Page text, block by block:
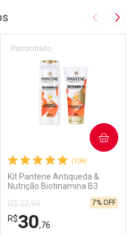
Ver Desconto Convênio
Imagem
(106)
Kit Pantene Antiqueda &
Nutrição Biotinamina B3
Condicionador 150ml
Patrocinado
R$ 32,99
R$30,76
7% OFF
COMPRAR